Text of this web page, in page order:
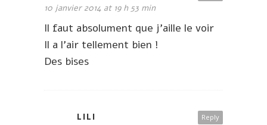
10 janvier 2014 at 19 h 53 min
Il faut absolument que j’aille le voir
Il a l’air tellement bien !
Des bises
Reply
LILI